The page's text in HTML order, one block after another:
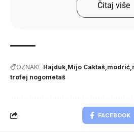
Čitaj više
OZNAKE Hajduk Mijo Caktaš modrić
trofej nogometaš
FACEBOOK